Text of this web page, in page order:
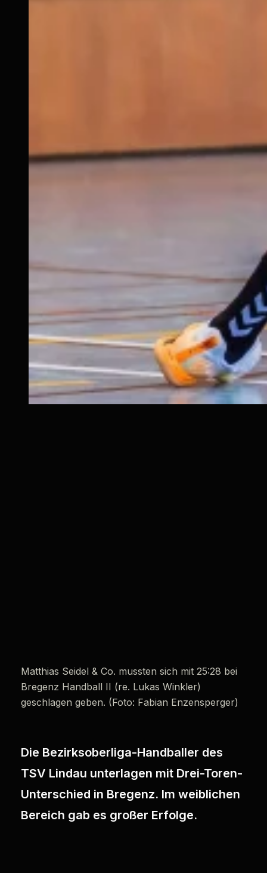
Matthias Seidel & Co. mussten sich mit 25:28 bei
Bregenz Handball II (re. Lukas Winkler)
geschlagen geben. (Foto: Fabian Enzensperger)
Die Bezirksoberliga-Handballer des
TSV Lindau unterlagen mit Drei-Toren-
Unterschied in Bregenz. Im weiblichen
Bereich gab es großer Erfolge.